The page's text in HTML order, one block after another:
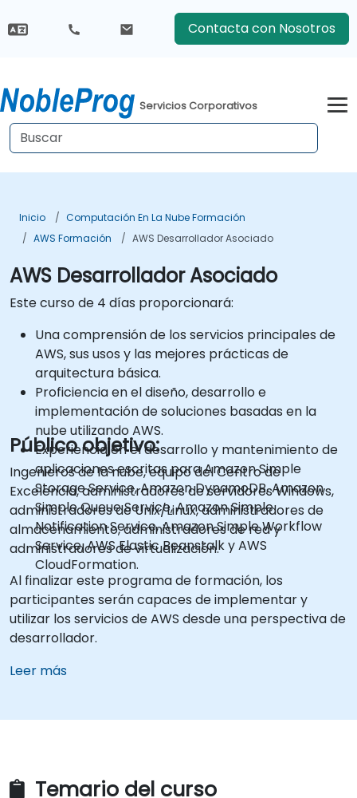
Contacta con Nosotros
Servicios Corporativos
Inicio
Computación En La Nube Formación
AWS Formación
AWS Desarrollador Asociado
AWS Desarrollador Asociado
Este curso de 4 días proporcionará:
Una comprensión de los servicios principales de
AWS, sus usos y las mejores prácticas de
arquitectura básica.
Proficiencia en el diseño, desarrollo e
implementación de soluciones basadas en la
nube utilizando AWS.
Experiencia en el desarrollo y mantenimiento de
aplicaciones escritas para Amazon Simple
Storage Service, Amazon DynamoDB, Amazon
Simple Queue Service, Amazon Simple
Notification Service, Amazon Simple Workflow
Service, AWS Elastic Beanstalk y AWS
CloudFormation.
Público objetivo:
Ingenieros de la nube, equipo del Centro de
Excelencia, administradores de servidores Windows,
administradores de Unix/Linux, administradores de
almacenamiento, administradores de red y
administradores de virtualización.
Al finalizar este programa de formación, los
participantes serán capaces de implementar y
utilizar los servicios de AWS desde una perspectiva de
desarrollador.
Leer más
Temario del curso